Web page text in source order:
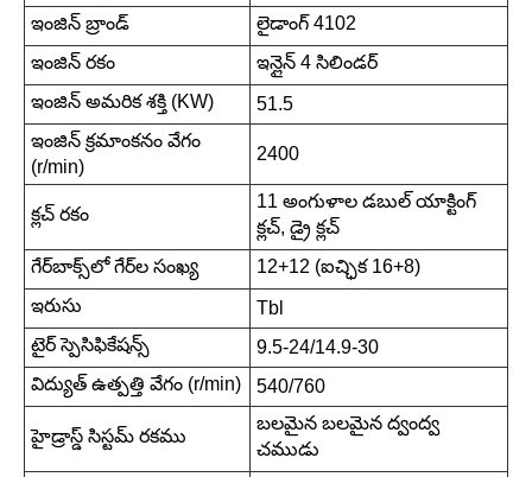
ఇంజిన్ బ్రాండ్
లైడాంగ్ 4102
ఇంజిన్ రకం
ఇన్లైన్ 4 సిలిండర్
ఇంజిన్ అమరిక శక్తి (KW)
51.5
ఇంజిన్ క్రమాంకనం వేగం
(r/min)
2400
క్లచ్ రకం
11 అంగుళాల డబుల్ యాక్టింగ్
క్లచ్, డ్రై క్లచ్
గేర్‌బాక్స్‌లో గేర్‌ల సంఖ్య
12+12 (ఐచ్ఛిక 16+8)
ఇరుసు
Tbl
టైర్ స్పెసిఫికేషన్స్
9.5-24/14.9-30
విద్యుత్ ఉత్పత్తి వేగం (r/min)
540/760
హైడ్రాస్డ్ సిస్టమ్ రకము
బలమైన బలమైన ద్వంద్వ
చముడు